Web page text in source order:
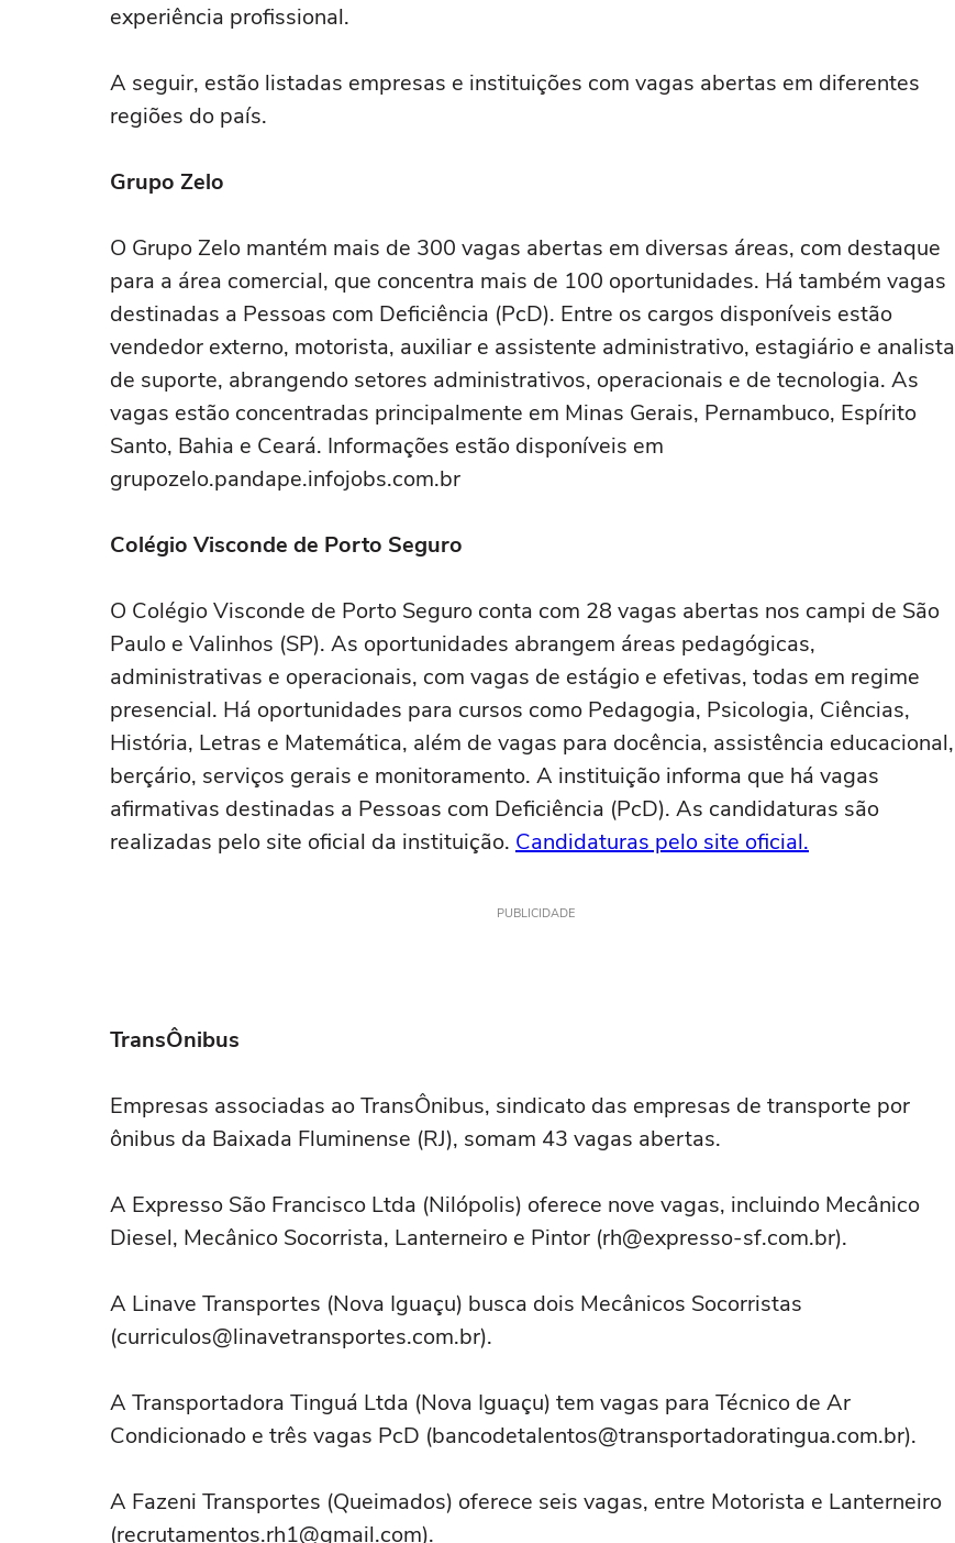
experiência profissional.
A seguir, estão listadas empresas e instituições com vagas abertas em diferentes
regiões do país.
Grupo Zelo
O Grupo Zelo mantém mais de 300 vagas abertas em diversas áreas, com destaque
para a área comercial, que concentra mais de 100 oportunidades. Há também vagas
destinadas a Pessoas com Deficiência (PcD). Entre os cargos disponíveis estão
vendedor externo, motorista, auxiliar e assistente administrativo, estagiário e analista
de suporte, abrangendo setores administrativos, operacionais e de tecnologia. As
vagas estão concentradas principalmente em Minas Gerais, Pernambuco, Espírito
Santo, Bahia e Ceará. Informações estão disponíveis em
grupozelo.pandape.infojobs.com.br
Colégio Visconde de Porto Seguro
O Colégio Visconde de Porto Seguro conta com 28 vagas abertas nos campi de São
Paulo e Valinhos (SP). As oportunidades abrangem áreas pedagógicas,
administrativas e operacionais, com vagas de estágio e efetivas, todas em regime
presencial. Há oportunidades para cursos como Pedagogia, Psicologia, Ciências,
História, Letras e Matemática, além de vagas para docência, assistência educacional,
berçário, serviços gerais e monitoramento. A instituição informa que há vagas
afirmativas destinadas a Pessoas com Deficiência (PcD). As candidaturas são
realizadas pelo site oficial da instituição. Candidaturas pelo site oficial.
PUBLICIDADE
TransÔnibus
Empresas associadas ao TransÔnibus, sindicato das empresas de transporte por
ônibus da Baixada Fluminense (RJ), somam 43 vagas abertas.
A Expresso São Francisco Ltda (Nilópolis) oferece nove vagas, incluindo Mecânico
Diesel, Mecânico Socorrista, Lanterneiro e Pintor (rh@expresso-sf.com.br).
A Linave Transportes (Nova Iguaçu) busca dois Mecânicos Socorristas
(curriculos@linavetransportes.com.br).
A Transportadora Tinguá Ltda (Nova Iguaçu) tem vagas para Técnico de Ar
Condicionado e três vagas PcD (bancodetalentos@transportadoratingua.com.br).
A Fazeni Transportes (Queimados) oferece seis vagas, entre Motorista e Lanterneiro
(recrutamentos.rh1@gmail.com).